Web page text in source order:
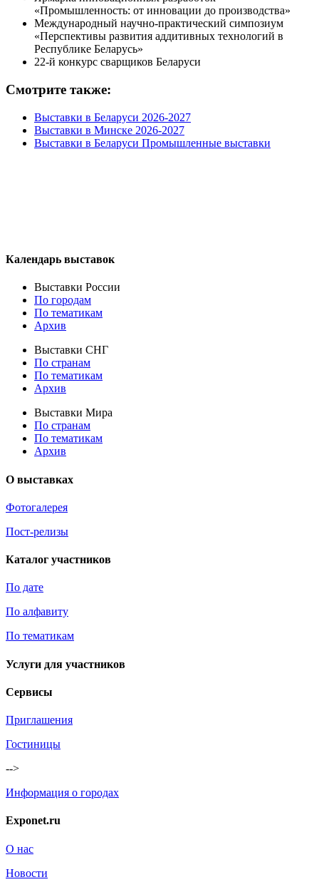
«Промышленность: от инновации до производства»
Международный научно-практический симпозиум
«Перспективы развития аддитивных технологий в
Республике Беларусь»
22-й конкурс сварщиков Беларуси
Смотрите также:
Выставки в Беларуси 2026-2027
Выставки в Минске 2026-2027
Выставки в Беларуси Промышленные выставки
Календарь выставок
Выставки России
По городам
По тематикам
Архив
Выставки СНГ
По странам
По тематикам
Архив
Выставки Мира
По странам
По тематикам
Архив
О выставках
Фотогалерея
Пост-релизы
Каталог участников
По дате
По алфавиту
По тематикам
Услуги для участников
Сервисы
Приглашения
Гостиницы
-->
Информация о городах
Exponet.ru
О нас
Новости